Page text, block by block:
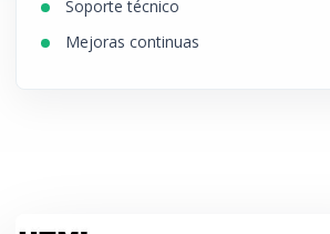
Soporte técnico
Mejoras continuas